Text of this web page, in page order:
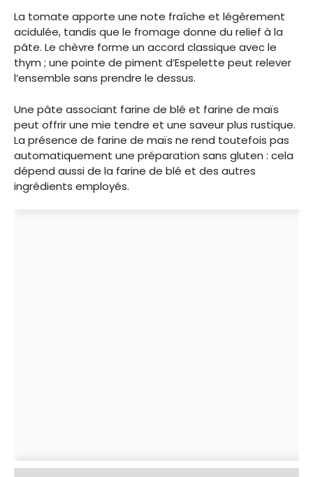
La tomate apporte une note fraîche et légèrement
acidulée, tandis que le fromage donne du relief à la
pâte. Le chèvre forme un accord classique avec le
thym ; une pointe de piment d’Espelette peut relever
l’ensemble sans prendre le dessus.
Une pâte associant farine de blé et farine de maïs
peut offrir une mie tendre et une saveur plus rustique.
La présence de farine de maïs ne rend toutefois pas
automatiquement une préparation sans gluten : cela
dépend aussi de la farine de blé et des autres
ingrédients employés.